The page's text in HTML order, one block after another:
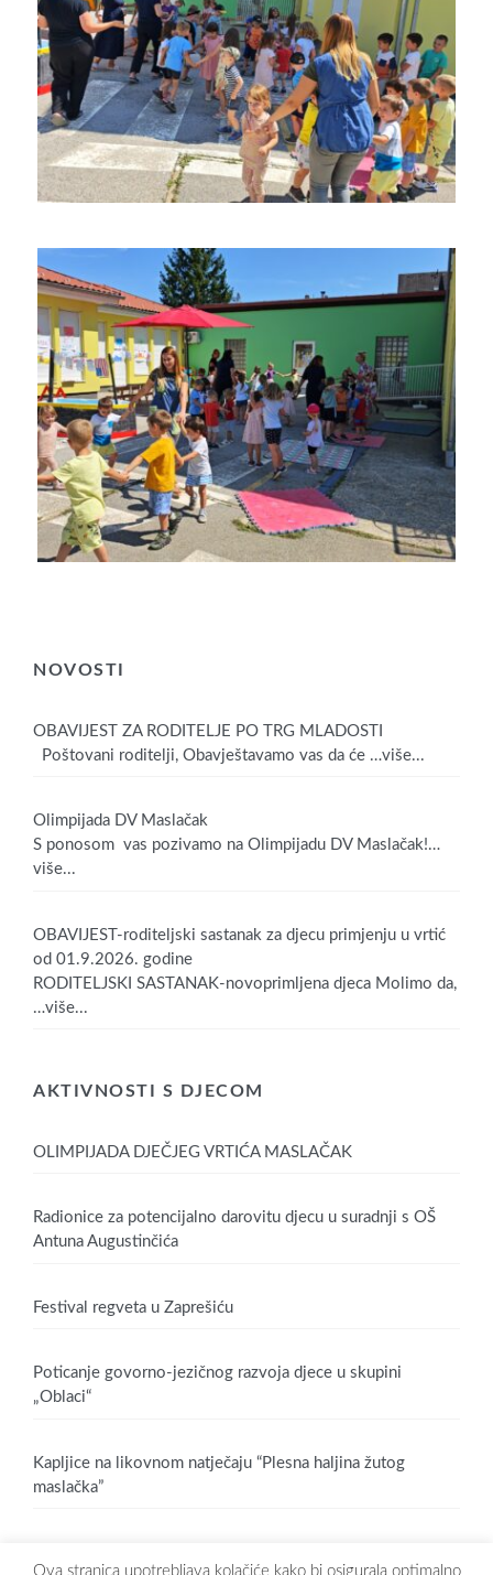
NOVOSTI
OBAVIJEST ZA RODITELJE PO TRG MLADOSTI
Poštovani roditelji, Obavještavamo vas da će …više...
Olimpijada DV Maslačak
S ponosom vas pozivamo na Olimpijadu DV Maslačak!…
više...
OBAVIJEST-roditeljski sastanak za djecu primjenju u vrtić
od 01.9.2026. godine
RODITELJSKI SASTANAK-novoprimljena djeca Molimo da,
…više...
AKTIVNOSTI S DJECOM
OLIMPIJADA DJEČJEG VRTIĆA MASLAČAK
Radionice za potencijalno darovitu djecu u suradnji s OŠ
Antuna Augustinčića
Festival regveta u Zaprešiću
Poticanje govorno-jezičnog razvoja djece u skupini
„Oblaci“
Kapljice na likovnom natječaju “Plesna haljina žutog
maslačka”
Ova stranica upotrebljava kolačiće kako bi osigurala optimalno